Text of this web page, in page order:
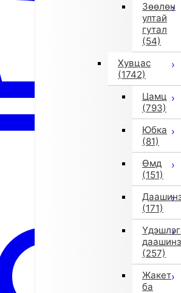
Зөөлөн
ултай
гутал
(54)
Хувцас
(1742)
Цамц
(793)
Юбка
(81)
Өмд
(151)
(171)
даашинз
(257)
Жакет
ба